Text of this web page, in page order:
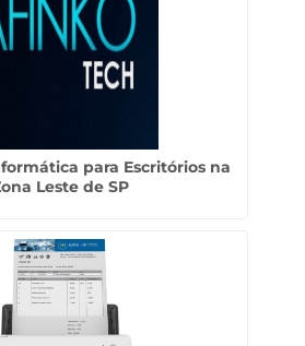
para Escritórios na
Leste de SP